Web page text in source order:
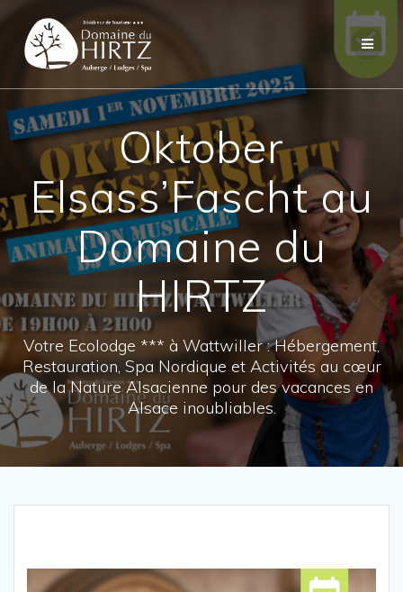
Oktober
Elsass’Fascht au
Domaine du
HIRTZ
Votre Ecolodge *** à Wattwiller : Hébergement,
Restauration, Spa Nordique et Activités au cœur
de la Nature Alsacienne pour des vacances en
Alsace inoubliables.